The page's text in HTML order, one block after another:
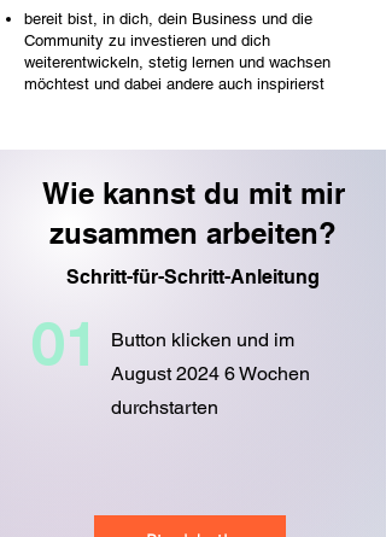
bereit bist, in dich, dein Business und die
Community zu investieren und dich
weiterentwickeln, stetig lernen und wachsen
möchtest und dabei andere auch inspirierst
Wie kannst du mit mir
zusammen arbeiten?
Schritt-für-Schritt-Anleitung
01
Button klicken und im
August 2024 6 Wochen
durchstarten